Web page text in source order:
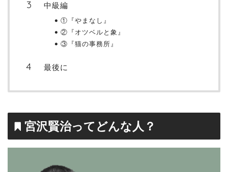
中級編
①『やまなし』
②『オツベルと象』
③『猫の事務所』
最後に
宮沢賢治ってどんな人？